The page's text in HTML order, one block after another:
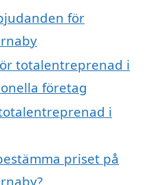
för
totalentreprenad i
företag
i
priset på